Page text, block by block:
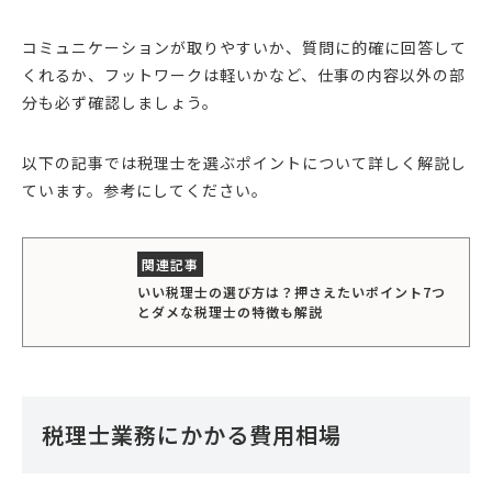
コミュニケーションが取りやすいか、質問に的確に回答して
くれるか、フットワークは軽いかなど、仕事の内容以外の部
分も必ず確認しましょう。
以下の記事では税理士を選ぶポイントについて詳しく解説し
ています。参考にしてください。
いい税理士の選び方は？押さえたいポイント7つ
とダメな税理士の特徴も解説
税理士業務にかかる費用相場